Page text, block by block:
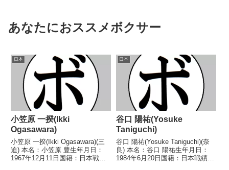
あなたにおススメボクサー
日本
小笠原 一揆(Ikki
Ogasawara)
小笠原 一揆(Ikki Ogasawara)(三
迫) 本名：小笠原 豊生年月日：
1967年12月11日国籍：日本戦
日本
谷口 陽祐(Yosuke
Taniguchi)
谷口 陽祐(Yosuke Taniguchi)(奈
良) 本名：谷口 陽祐生年月日：
1984年6月20日国籍：日本戦績：